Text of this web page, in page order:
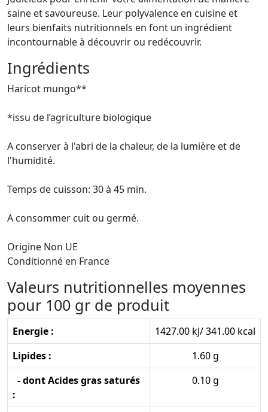
saine et savoureuse. Leur polyvalence en cuisine et
leurs bienfaits nutritionnels en font un ingrédient
incontournable à découvrir ou redécouvrir.
Ingrédients
Haricot mungo**
*issu de l’agriculture biologique
A conserver à l'abri de la chaleur, de la lumière et de
l'humidité.
Temps de cuisson: 30 à 45 min.
A consommer cuit ou germé.
Origine Non UE
Conditionné en France
Valeurs nutritionnelles moyennes
pour 100 gr de produit
Energie :
1427.00 kJ/ 341.00 kcal
Lipides :
1.60 g
- dont Acides gras saturés
:
0.10 g